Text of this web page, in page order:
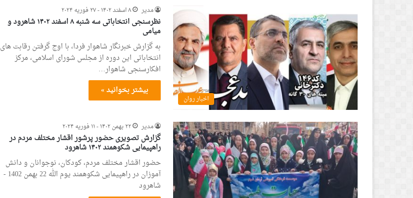
اخبار روان
مدیر ۸ اسفند ۱۴۰۲ - ۲۷ فوریه ۲۰۲۴
نظرسنجی انتخاباتی سه شنبه ۸ اسفند ۱۴۰۲ شاهرود و
میامی
به گزارش خبرنگار شاهوار فردا، با اوج گرفتن رقابت های
انتخاباتی این دوره از مجلس شورای اسلامی، مرکز
افکارسنجی شاهوار…
بیشتر بخوانید »
مدیر ۲۲ بهمن ۱۴۰۲ - ۱۱ فوریه ۲۰۲۴
گزارش تصویری حضور پرشور اقشار مختلف مردم در
راهپیمایی شکوهمند ۱۴۰۲ شاهرود
حضور اقشار مختلف مردم، کودکان، نوجوانان و دانش
آموزان در راهپیمایی شکوهمند یوم الله 22 بهمن 1402 -
شاهرود